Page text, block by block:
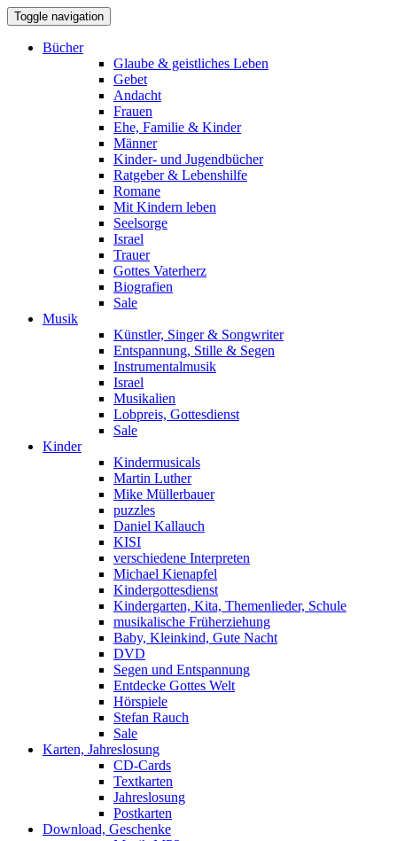
Toggle navigation
Bücher
Glaube & geistliches Leben
Gebet
Andacht
Frauen
Ehe, Familie & Kinder
Männer
Kinder- und Jugendbücher
Ratgeber & Lebenshilfe
Romane
Mit Kindern leben
Seelsorge
Israel
Trauer
Gottes Vaterherz
Biografien
Sale
Musik
Künstler, Singer & Songwriter
Entspannung, Stille & Segen
Instrumentalmusik
Israel
Musikalien
Lobpreis, Gottesdienst
Sale
Kinder
Kindermusicals
Martin Luther
Mike Müllerbauer
puzzles
Daniel Kallauch
KISI
verschiedene Interpreten
Michael Kienapfel
Kindergottesdienst
Kindergarten, Kita, Themenlieder, Schule
musikalische Früherziehung
Baby, Kleinkind, Gute Nacht
DVD
Segen und Entspannung
Entdecke Gottes Welt
Hörspiele
Stefan Rauch
Sale
Karten, Jahreslosung
CD-Cards
Textkarten
Jahreslosung
Postkarten
Download, Geschenke